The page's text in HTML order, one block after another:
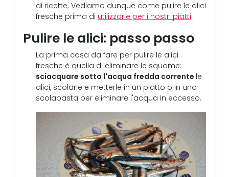
di ricette. Vediamo dunque come pulire le alici
fresche prima di utilizzarle per i nostri piatti.
Pulire le alici: passo passo
La prima cosa da fare per pulire le alici
fresche è quella di eliminare le squame:
sciacquare sotto l'acqua fredda corrente le
alici, scolarle e metterle in un piatto o in uno
scolapasta per eliminare l'acqua in eccesso.